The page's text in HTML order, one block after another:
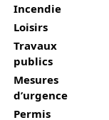
Incendie
Loisirs
Travaux
publics
Mesures
d’urgence
Permis